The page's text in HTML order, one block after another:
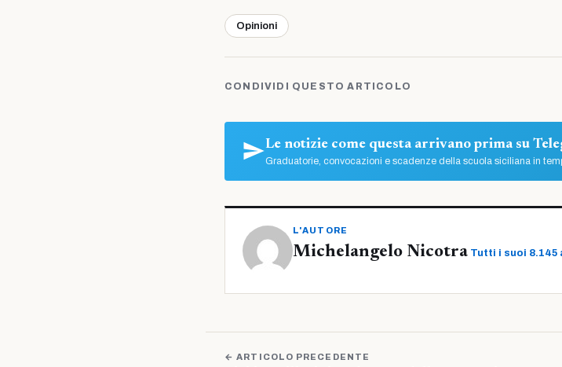
Opinioni
CONDIVIDI QUESTO ARTICOLO
Le notizie come questa arrivano prima su
Graduatorie, convocazioni e scadenze della scuola siciliana in
L'AUTORE
Michelangelo Nicotra Tutti i suoi
← ARTICOLO PRECEDENTE